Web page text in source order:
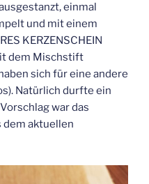
einmal
und mit einem
KERZENSCHEIN
dem Mischstift
sich für eine andere
Natürlich durfte ein
war das
dem aktuellen